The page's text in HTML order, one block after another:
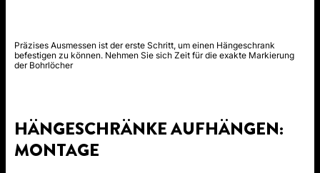
Präzises Ausmessen ist der erste Schritt, um einen Hängeschrank
befestigen zu können. Nehmen Sie sich Zeit für die exakte Markierung
der Bohrlöcher
HÄNGESCHRÄNKE AUFHÄNGEN:
MONTAGE